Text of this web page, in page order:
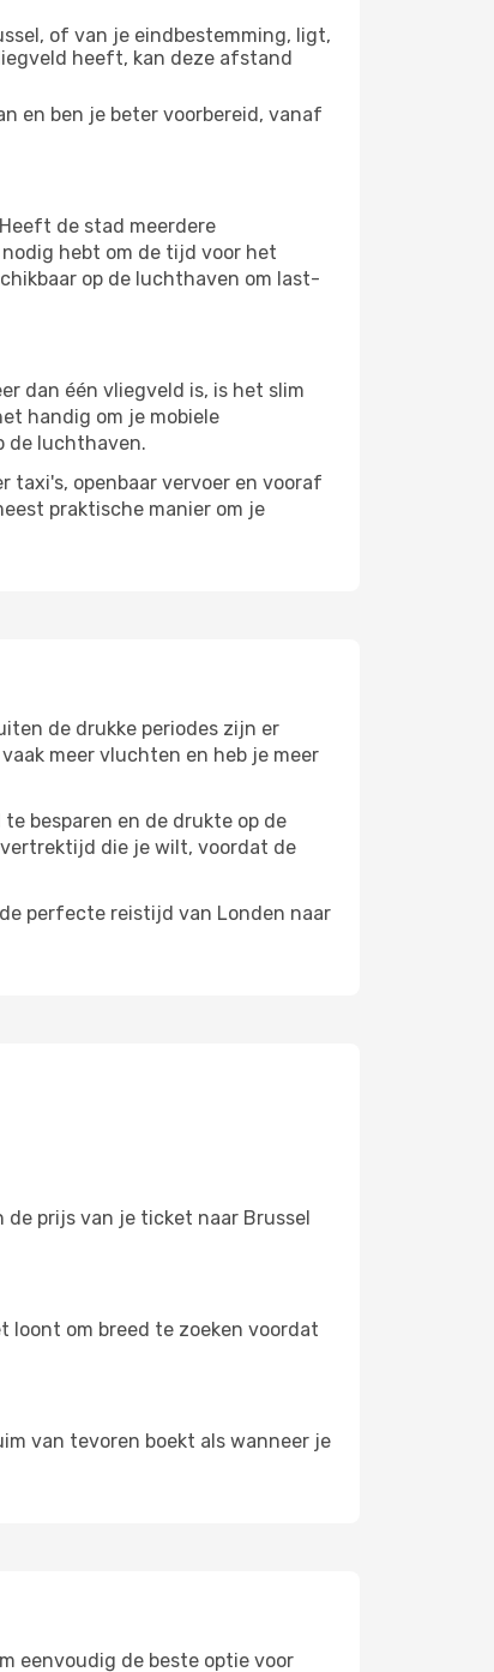
of van je eindbestemming, ligt,
heeft, kan deze afstand
en ben je beter voorbereid, vanaf
de stad meerdere
hebt om de tijd voor het
op de luchthaven om last-
dan één vliegveld is, is het slim
handig om je mobiele
de luchthaven.
taxi's, openbaar vervoer en vooraf
praktische manier om je
de drukke periodes zijn er
meer vluchten en heb je meer
besparen en de drukte op de
die je wilt, voordat de
perfecte reistijd van Londen naar
prijs van je ticket naar Brussel
loont om breed te zoeken voordat
van tevoren boekt als wanneer je
eenvoudig de beste optie voor